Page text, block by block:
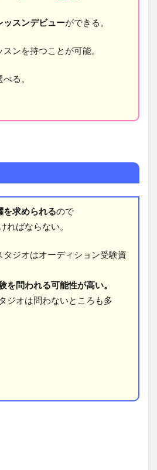
ッスンデビューができる。
スンを持つことが可能。
る。
を求められるので
ればならない。
ジオはオーディション受験資
を問われる可能性が高い。
ジオは問わないところも多